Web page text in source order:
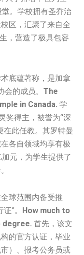
。学校拥有圣乔治
区，汇聚了来自全
，营造了极具包容
底蕴著称，是加拿
的成员。 The
in Canada. 学
奖得主，被誉为“深
在此任教。其罗特曼
各自领域均享有极
元，为学生提供了
球范围内备受推
”。 How much to
degree. 首先，该文
的官方认证，毕业
）、报考公务员或